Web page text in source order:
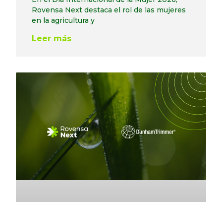
Rovensa Next destaca el rol de las mujeres
en la agricultura y
Leer más